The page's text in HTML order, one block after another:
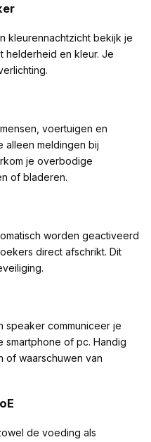
kleurennachtzicht bekijk je
helderheid en kleur. Je
voertuigen en
alleen meldingen bij
je overbodige
of bladeren.
worden geactiveerd
direct afschrikt. Dit
speaker communiceer je
of pc. Handig
of waarschuwen van
de voeding als